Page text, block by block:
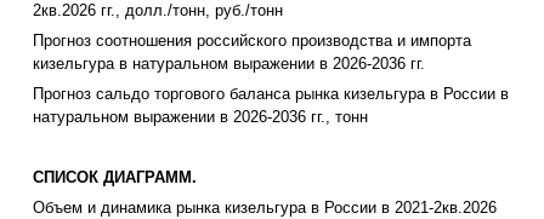
2кв.2026 гг., долл./тонн, руб./тонн
Прогноз соотношения российского производства и импорта
кизельгура в натуральном выражении в 2026-2036 гг.
Прогноз сальдо торгового баланса рынка кизельгура в России в
натуральном выражении в 2026-2036 гг., тонн
СПИСОК ДИАГРАММ.
Объем и динамика рынка кизельгура в России в 2021-2кв.2026